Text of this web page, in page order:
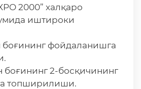
2000” халқаро
иштироки
боғининг фойдаланишга
боғининг 2-босқичининг
топширилиши.